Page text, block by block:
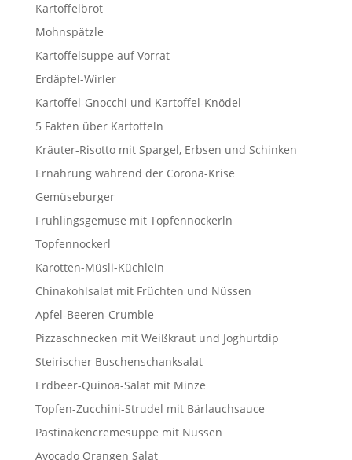
Kartoffelbrot
Mohnspätzle
Kartoffelsuppe auf Vorrat
Erdäpfel-Wirler
Kartoffel-Gnocchi und Kartoffel-Knödel
5 Fakten über Kartoffeln
Kräuter-Risotto mit Spargel, Erbsen und Schinken
Ernährung während der Corona-Krise
Gemüseburger
Frühlingsgemüse mit Topfennockerln
Topfennockerl
Karotten-Müsli-Küchlein
Chinakohlsalat mit Früchten und Nüssen
Apfel-Beeren-Crumble
Pizzaschnecken mit Weißkraut und Joghurtdip
Steirischer Buschenschanksalat
Erdbeer-Quinoa-Salat mit Minze
Topfen-Zucchini-Strudel mit Bärlauchsauce
Pastinakencremesuppe mit Nüssen
Avocado Orangen Salat